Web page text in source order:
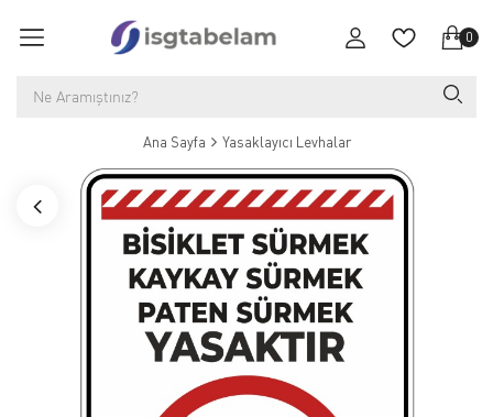
0
Ana Sayfa Yasaklayıcı Levhalar